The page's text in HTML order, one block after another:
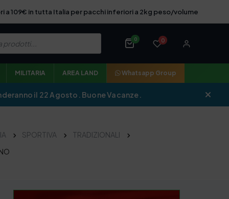
a 109€ in tutta Italia per pacchi inferiori a 2kg peso/volume
0 0
MILITARIA AREA LAND Whatsapp Group
il 22 Agosto. Buone Vacanze.
SPORTIVA
TRADIZIONALI